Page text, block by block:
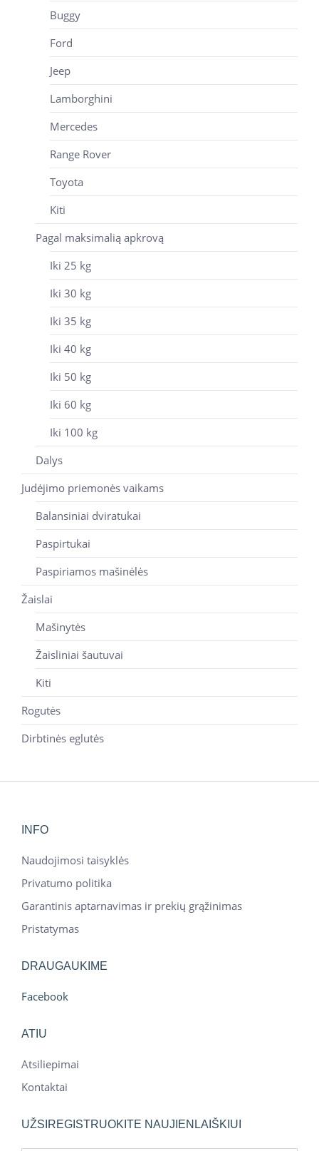
Buggy
Ford
Jeep
Lamborghini
Mercedes
Range Rover
Toyota
Kiti
Pagal maksimalią apkrovą
Iki 25 kg
Iki 30 kg
Iki 35 kg
Iki 40 kg
Iki 50 kg
Iki 60 kg
Iki 100 kg
Dalys
Judėjimo priemonės vaikams
Balansiniai dviratukai
Paspirtukai
Paspiriamos mašinėlės
Žaislai
Mašinytės
Žaisliniai šautuvai
Kiti
Rogutės
Dirbtinės eglutės
INFO
Naudojimosi taisyklės
Privatumo politika
Garantinis aptarnavimas ir prekių grąžinimas
Pristatymas
DRAUGAUKIME
Facebook
ATIU
Atsiliepimai
Kontaktai
UŽSIREGISTRUOKITE NAUJIENLAIŠKIUI